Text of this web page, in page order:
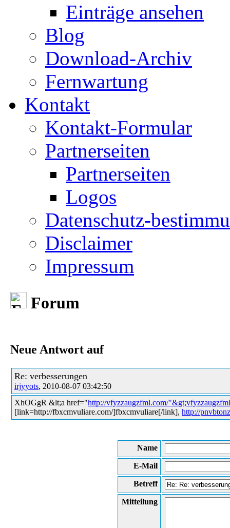
Einträge ansehen
Blog
Download-Archiv
Fernwartung
Kontakt
Kontakt-Formular
Partnerseiten
Partnerseiten
Logos
Datenschutz-
Disclaimer
Impressum
Forum
Neue Antwort auf
Re: verbesserungen
irjyyots, 2010-08-07 03:42:50
XhOGgR &lt;a href="http://vfyzzaugzfml.com/
[link=http://fbxcmvuliare.com/]fbxcmvuliare[/link], http://
Name
E-Mail
Betreff
Mitteilung